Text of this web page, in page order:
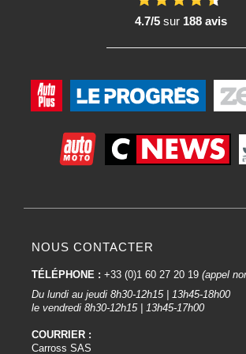
est important de suivre les recommandations du
outils de coupe en carrosserie.
Utilisation des outils de coupe en carrosserie
Les outils de coupe jouent un rôle crucial dans le
automobile en permettant aux professionnels de
étapes du processus de réparation et de restauration
quelques-unes des fonctions principales des outils de
disqueuses et les meuleuses, sont utilisés pour
de pièces endommagées, de la modification de la
raisons esthétiques ou de la création de nouveaux
Retrait des points de soudure :
La dépointeuse pneumatique est spécialement
4.7/5sur 188 avis
NOUS CONTACTER
TÉLÉPHONE : +33 (0)1 60 27 20 19 (appel
Du lundi au jeudi 8h30-12h15 | 13h45-18h00
le vendredi 8h30-12h15 | 13h45-17h00
COURRIER :
Carross SAS